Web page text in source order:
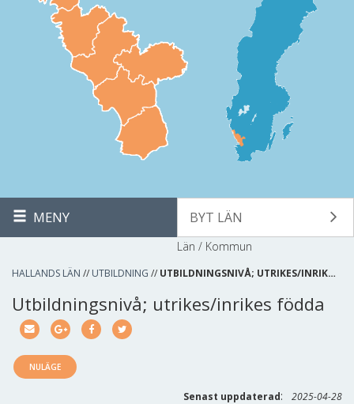
MENY BYT LÄN
Län / Kommun
HALLANDS LÄN // UTBILDNING // UTBILDNINGSNIVÅ; UTRIKES/INRIK…
Utbildningsnivå; utrikes/inrikes födda
NULÄGE
Senast uppdaterad: 2025-04-28